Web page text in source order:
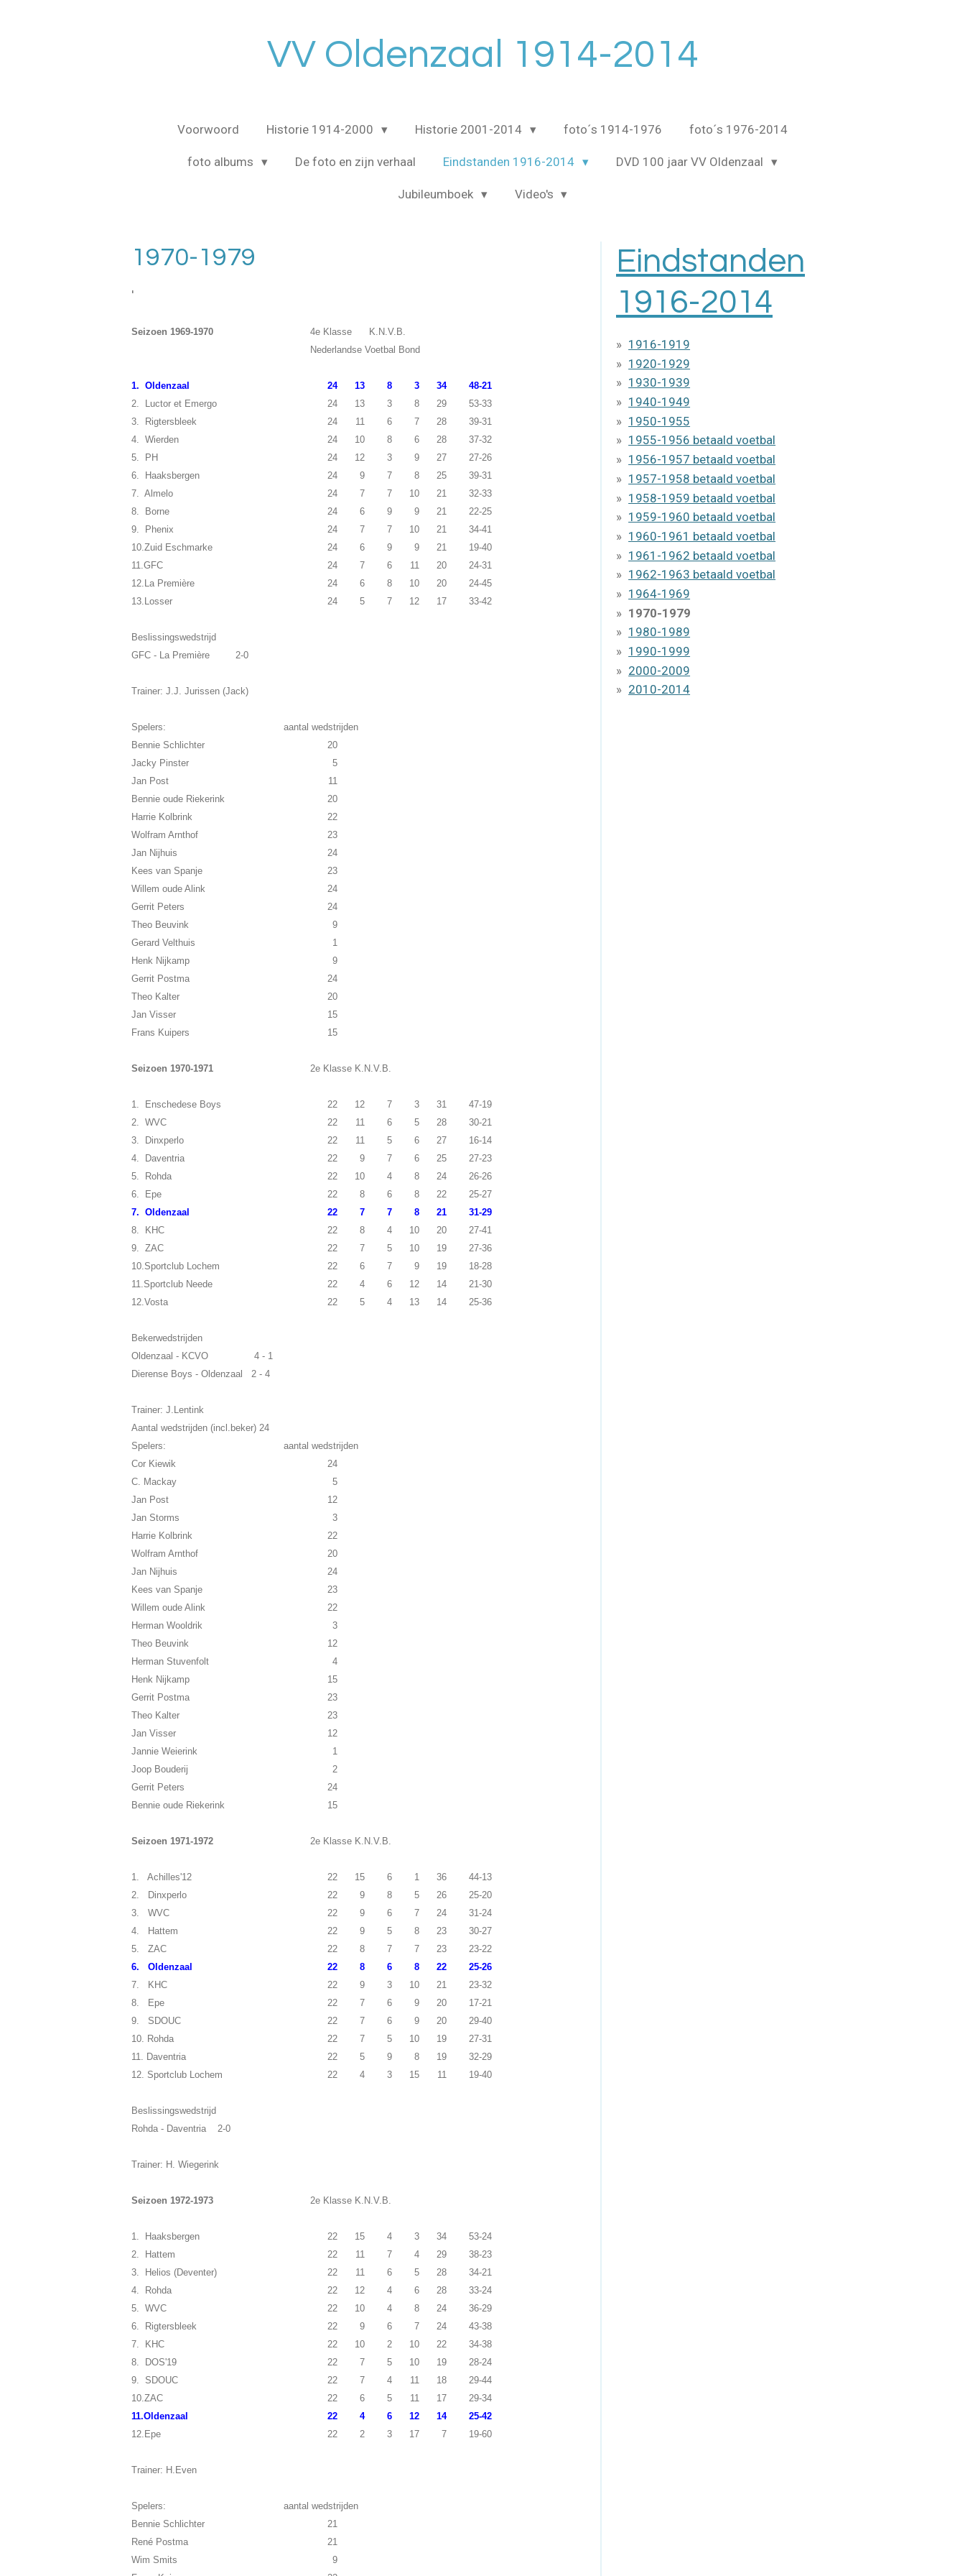
VV Oldenzaal 1914-2014
Voorwoord Historie 1914-2000 Historie 2001-2014 foto´s 1914-1976 foto´s 1976-2014
foto albums De foto en zijn verhaal Eindstanden 1916-2014 DVD 100 jaar VV Oldenzaal
Jubileumboek Video's
1970-1979
'
Seizoen 1969-1970
4e Klasse K.N.V.B.
Nederlandse Voetbal Bond
1. Oldenzaal 24 13 8 3 34
48-21
2. Luctor et Emergo
24 13 3 8 29
53-33
3. Rigtersbleek
24 11 6 7 28
39-31
4. Wierden
24 10 8 6 28
37-32
5. PH
24 12 3 9 27
27-26
6. Haaksbergen
24 9 7 8 25
39-31
7. Almelo
24 7 7 10 21
32-33
8. Borne
24 6 9 9 21
22-25
9. Phenix
24 7 7 10 21
34-41
10.Zuid Eschmarke
24 6 9 9 21
19-40
11.GFC
24 7 6 11 20
24-31
12.La Première
24 6 8 10 20
24-45
13.Losser
24 5 7 12 17 33-42
Beslissingswedstrijd
GFC - La Première 2-0
Trainer: J.J. Jurissen (Jack)
Spelers: aantal wedstrijden
Bennie Schlichter
20
Jacky Pinster
5
Jan Post
11
Bennie oude Riekerink
20
Harrie Kolbrink
22
Wolfram Arnthof
23
Jan Nijhuis
24
Kees van Spanje
23
Willem oude Alink
24
Gerrit Peters
24
Theo Beuvink
9
Gerard Velthuis
1
Henk Nijkamp
9
Gerrit Postma
24
Theo Kalter
20
Jan Visser
15
Frans Kuipers
15
Seizoen 1970-1971 2e Klasse K.N.V.B.
1. Enschedese Boys 22 12 7 3 31
47-19
2. WVC
22 11 6 5 28
30-21
3. Dinxperlo
22 11 5 6 27
16-14
4. Daventria
22 9 7 6 25
27-23
5. Rohda
22 10 4 8 24
26-26
6. Epe
22 8 6 8 22
25-27
7. Oldenzaal
22 7 7 8 21
31-29
8. KHC
22 8 4 10 20
27-41
9. ZAC
22 7 5 10 19
27-36
10.Sportclub Lochem
22 6 7 9 19
18-28
11.Sportclub Neede
22 4 6 12 14
21-30
12.Vosta
22 5 4 13 14 25-36
Bekerwedstrijden
Oldenzaal - KCVO 4 - 1
Dierense Boys - Oldenzaal 2 - 4
Trainer: J.Lentink
Aantal wedstrijden (incl.beker) 24
Spelers: aantal wedstrijden
Cor Kiewik
24
C. Mackay
5
Jan Post
12
Jan Storms
3
Harrie Kolbrink
22
Wolfram Arnthof
20
Jan Nijhuis
24
Kees van Spanje
23
Willem oude Alink
22
Herman Wooldrik
3
Theo Beuvink
12
Herman Stuvenfolt
4
Henk Nijkamp
15
Gerrit Postma
23
Theo Kalter
23
Jan Visser
12
Jannie Weierink
1
Joop Bouderij
2
Gerrit Peters
24
Bennie oude Riekerink
15
Seizoen 1971-1972 2e Klasse K.N.V.B.
1. Achilles'12 22 15 6 1 36
44-13
2. Dinxperlo
22 9 8 5 26
25-20
3. WVC
22 9 6 7 24
31-24
4. Hattem
22 9 5 8 23
30-27
5. ZAC
22 8 7 7 23
23-22
6. Oldenzaal
22 8 6 8 22
25-26
7. KHC
22 9 3 10 21
23-32
8. Epe
22 7 6 9 20
17-21
9. SDOUC
22 7 6 9 20
29-40
10. Rohda
22 7 5 10 19
27-31
11. Daventria
22 5 9 8 19
32-29
12. Sportclub Lochem
22 4 3 15 11 19-40
Beslissingswedstrijd
Rohda - Daventria 2-0
Trainer: H. Wiegerink
Seizoen 1972-1973 2e Klasse K.N.V.B.
1. Haaksbergen 22 15 4 3 34
53-24
2. Hattem
22 11 7 4 29
38-23
3. Helios (Deventer)
22 11 6 5 28
34-21
4. Rohda
22 12 4 6 28
33-24
5. WVC
22 10 4 8 24
36-29
6. Rigtersbleek
22 9 6 7 24
43-38
7. KHC
22 10 2 10 22
34-38
8. DOS'19
22 7 5 10 19
28-24
9. SDOUC
22 7 4 11 18
29-44
10.ZAC
22 6 5 11 17
29-34
11.Oldenzaal
22 4 6 12 14
25-42
12.Epe
22 2 3 17 7 19-60
Trainer: H.Even
Spelers: aantal wedstrijden
Bennie Schlichter
21
René Postma
21
Wim Smits
9
Eindstanden
1916-2014
1916-1919
1920-1929
1930-1939
1940-1949
1950-1955
1955-1956 betaald voetbal
1956-1957 betaald voetbal
1957-1958 betaald voetbal
1958-1959 betaald voetbal
1959-1960 betaald voetbal
1960-1961 betaald voetbal
1961-1962 betaald voetbal
1962-1963 betaald voetbal
1964-1969
1970-1979
1980-1989
1990-1999
2000-2009
2010-2014